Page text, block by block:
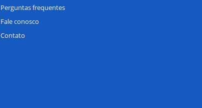
Perguntas frequentes
Fale conosco
Contato